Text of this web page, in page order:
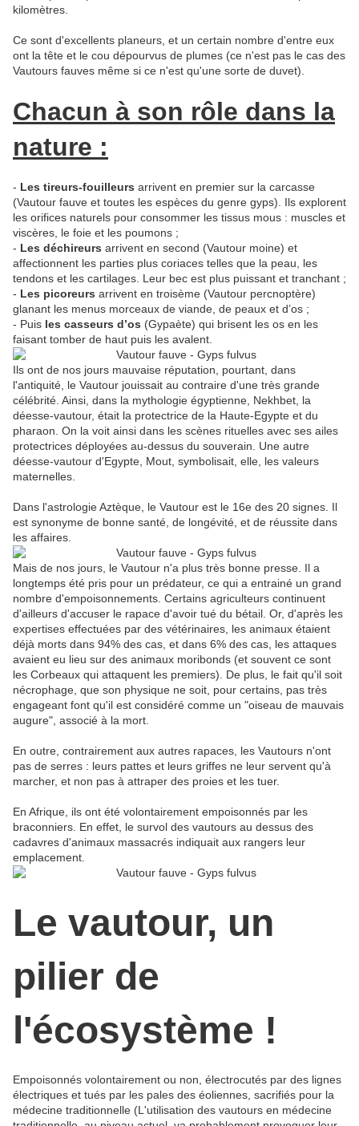
kilomètres.
Ce sont d'excellents planeurs, et un certain nombre d'entre eux
ont la tête et le cou dépourvus de plumes (ce n'est pas le cas des
Vautours fauves même si ce n'est qu'une sorte de duvet).
Chacun à son rôle dans la
nature :
- Les tireurs-fouilleurs arrivent en premier sur la carcasse
(Vautour fauve et toutes les espèces du genre gyps). Ils explorent
les orifices naturels pour consommer les tissus mous : muscles et
viscères, le foie et les poumons ;
- Les déchireurs arrivent en second (Vautour moine) et
affectionnent les parties plus coriaces telles que la peau, les
tendons et les cartilages. Leur bec est plus puissant et tranchant ;
- Les picoreurs arrivent en troisème (Vautour percnoptère)
glanant les menus morceaux de viande, de peaux et d’os ;
- Puis les casseurs d’os (Gypaète) qui brisent les os en les
faisant tomber de haut puis les avalent.
Ils ont de nos jours mauvaise réputation, pourtant, dans
l'antiquité, le Vautour jouissait au contraire d'une très grande
célébrité. Ainsi, dans la mythologie égyptienne, Nekhbet, la
déesse-vautour, était la protectrice de la Haute-Egypte et du
pharaon. On la voit ainsi dans les scènes rituelles avec ses ailes
protectrices déployées au-dessus du souverain. Une autre
déesse-vautour d'Egypte, Mout, symbolisait, elle, les valeurs
maternelles.
Dans l'astrologie Aztèque, le Vautour est le 16e des 20 signes. Il
est synonyme de bonne santé, de longévité, et de réussite dans
les affaires.
Mais de nos jours, le Vautour n'a plus très bonne presse. Il a
longtemps été pris pour un prédateur, ce qui a entrainé un grand
nombre d'empoisonnements. Certains agriculteurs continuent
d'ailleurs d'accuser le rapace d'avoir tué du bétail. Or, d'après les
expertises effectuées par des vétérinaires, les animaux étaient
déjà morts dans 94% des cas, et dans 6% des cas, les attaques
avaient eu lieu sur des animaux moribonds (et souvent ce sont
les Corbeaux qui attaquent les premiers). De plus, le fait qu'il soit
nécrophage, que son physique ne soit, pour certains, pas très
engageant font qu'il est considéré comme un "oiseau de mauvais
augure", associé à la mort.
En outre, contrairement aux autres rapaces, les Vautours n'ont
pas de serres : leurs pattes et leurs griffes ne leur servent qu'à
marcher, et non pas à attraper des proies et les tuer.
En Afrique, ils ont été volontairement empoisonnés par les
braconniers. En effet, le survol des vautours au dessus des
cadavres d'animaux massacrés indiquait aux rangers leur
emplacement.
Le vautour, un
pilier de
l'écosystème !
Empoisonnés volontairement ou non, électrocutés par des lignes
électriques et tués par les pales des éoliennes, sacrifiés pour la
médecine traditionnelle (L'utilisation des vautours en médecine